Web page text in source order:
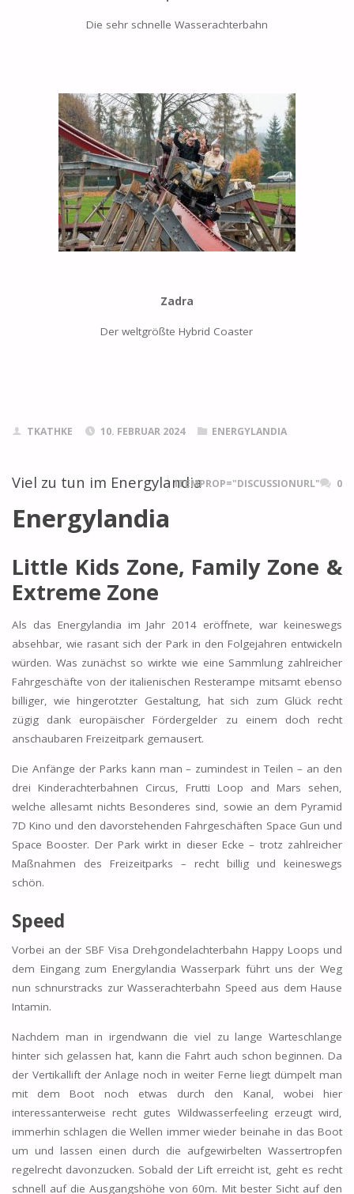
Die sehr schnelle Wasserachterbahn
Zadra
Der weltgrößte Hybrid Coaster
TKATHKE 10. FEBRUAR 2024 ENERGYLANDIA
Viel zu tun im EnergylandiaITEMPROP="DISCUSSIONURL" 0
Energylandia
Little Kids Zone, Family Zone &
Extreme Zone
Als das Energylandia im Jahr 2014 eröffnete, war keineswegs
absehbar, wie rasant sich der Park in den Folgejahren entwickeln
würden. Was zunächst so wirkte wie eine Sammlung zahlreicher
Fahrgeschäfte von der italienischen Resterampe mitsamt ebenso
billiger, wie hingerotzter Gestaltung, hat sich zum Glück recht
zügig dank europäischer Fördergelder zu einem doch recht
anschaubaren Freizeitpark gemausert.
Die Anfänge der Parks kann man – zumindest in Teilen – an den
drei Kinderachterbahnen Circus, Frutti Loop and Mars sehen,
welche allesamt nichts Besonderes sind, sowie an dem Pyramid
7D Kino und den davorstehenden Fahrgeschäften Space Gun und
Space Booster. Der Park wirkt in dieser Ecke – trotz zahlreicher
Maßnahmen des Freizeitparks – recht billig und keineswegs
schön.
Speed
Vorbei an der SBF Visa Drehgondelachterbahn Happy Loops und
dem Eingang zum Energylandia Wasserpark führt uns der Weg
nun schnurstracks zur Wasserachterbahn Speed aus dem Hause
Intamin.
Nachdem man in irgendwann die viel zu lange Warteschlange
hinter sich gelassen hat, kann die Fahrt auch schon beginnen. Da
der Vertikallift der Anlage noch in weiter Ferne liegt dümpelt man
mit dem Boot noch etwas durch den Kanal, wobei hier
interessanterweise recht gutes Wildwasserfeeling erzeugt wird,
immerhin schlagen die Wellen immer wieder beinahe in das Boot
um und lassen einen durch die aufgewirbelten Wassertropfen
regelrecht davonzucken. Sobald der Lift erreicht ist, geht es recht
schnell auf die Ausgangshöhe von 60m. Mit bester Sicht auf den